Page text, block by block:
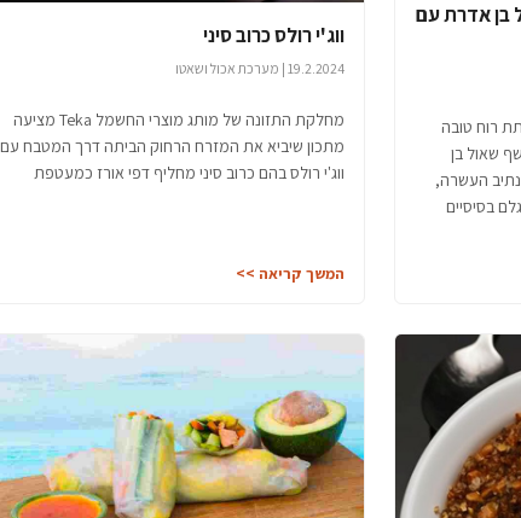
בן אדרת עם
ה-18 של עמותת רוח טובה
ב-19.3.24 יגיע שף שאול בן
העשרה,
בסיסיים
ווג'י רולס כרוב סיני
19.2.2024 | מערכת אכול ושאטו
מחלקת התזונה של מותג מוצרי החשמל Teka מציעה
מתכון שיביא את המזרח הרחוק הביתה דרך המטבח עם
ווג'י רולס בהם כרוב סיני מחליף דפי אורז כמעטפת
המשך קריאה >>